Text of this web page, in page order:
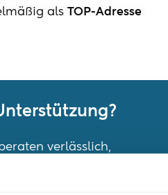
als TOP-Adresse
verlässlich,